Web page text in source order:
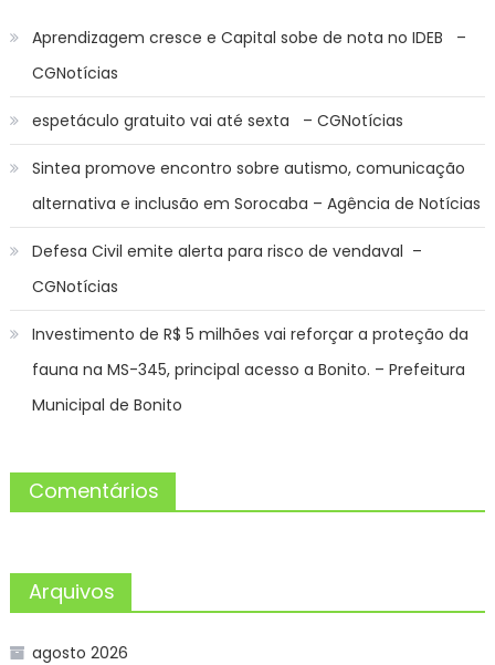
Aprendizagem cresce e Capital sobe de nota no IDEB –
CGNotícias
espetáculo gratuito vai até sexta – CGNotícias
Sintea promove encontro sobre autismo, comunicação
alternativa e inclusão em Sorocaba – Agência de Notícias
Defesa Civil emite alerta para risco de vendaval –
CGNotícias
Investimento de R$ 5 milhões vai reforçar a proteção da
fauna na MS-345, principal acesso a Bonito. – Prefeitura
Municipal de Bonito
Comentários
Arquivos
agosto 2026